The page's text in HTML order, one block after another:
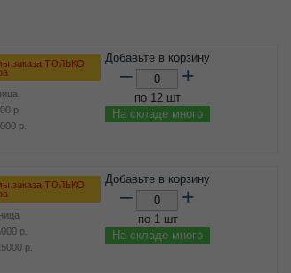
заказа ТОЛЬКО
р.
р.
Добавьте в корзину
– +
по 12 шт
На складе много
заказа ТОЛЬКО
р.
р.
Добавьте в корзину
– +
по 1 шт
На складе много